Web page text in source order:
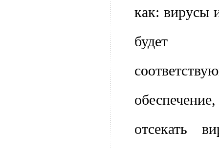
как: вирусы
будет
отсекать